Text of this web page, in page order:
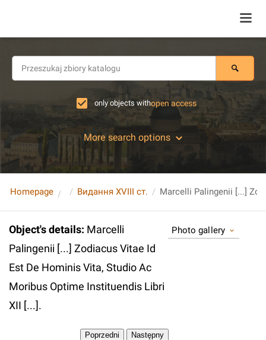
only objects withopen access
More search options
Homepage Видання XVIII ст.
Object's details: Marcelli
Palingenii [...] Zodiacus Vitae Id
Est De Hominis Vita, Studio Ac
Moribus Optime Instituendis Libri
XII [...].
Photo gallery